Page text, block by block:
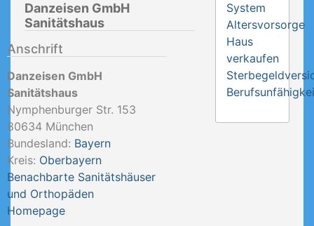
Danzeisen GmbH
Sanitätshaus
Anschrift
Danzeisen GmbH
Sanitätshaus
Nymphenburger Str. 153
80634 München
Bundesland: Bayern
Kreis: Oberbayern
Benachbarte Sanitätshäuser
und Orthopäden
Homepage
System
Altersvorsorge
Haus
verkaufen